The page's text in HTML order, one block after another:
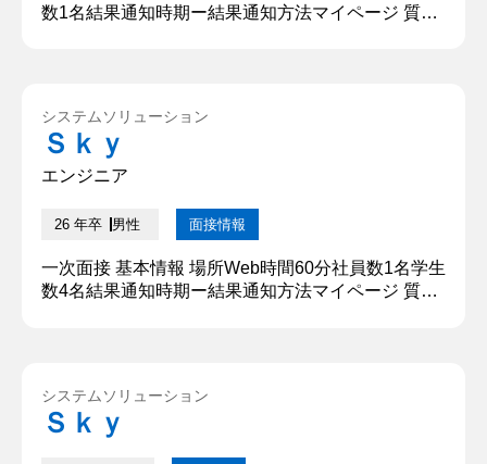
数1名結果通知時期ー結果通知方法マイページ 質問
ない子がいることが課題でした。そこで、子供たち
と勉強だけではなく遊ぶことでも交流ができれば、
普段の質問もしやす...
システムソリューション
Ｓｋｙ
エンジニア
26 年卒 男性 面接情報
一次面接 基本情報 場所Web時間60分社員数1名学生
数4名結果通知時期ー結果通知方法マイページ 質問
そして、何よりも継続することに努めました。開始
時間と終了時間を決め、これを守れなかった場合は
システムソリューション
Ｓｋｙ